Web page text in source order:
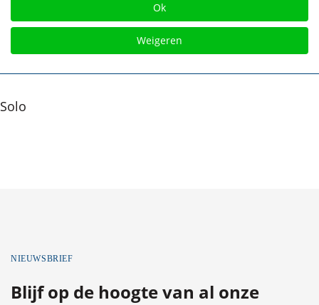
Solo
NIEUWSBRIEF
Blijf op de hoogte van al onze
Ok
Weigeren